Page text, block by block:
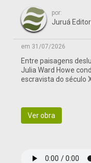
por:
Juruá
em 31/07/2026
Entre paisagens
Julia Ward Howe
escravista do século
Ver obra